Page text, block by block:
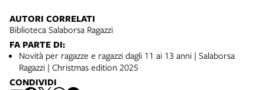
AUTORI CORRELATI
Biblioteca Salaborsa Ragazzi
FA PARTE DI:
Novità per ragazze e ragazzi dagli 11 ai 13 anni | Salaborsa
Ragazzi | Christmas edition 2025
CONDIVIDI